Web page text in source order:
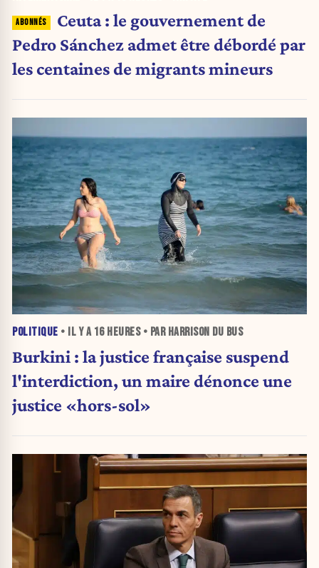
Ceuta : le gouvernement de
Pedro Sánchez admet être débordé par
les centaines de migrants mineurs
POLITIQUE • IL Y A 16 HEURES• PAR HARRISON DU BUS
Burkini : la justice française suspend
l'interdiction, un maire dénonce une
justice «hors-sol»